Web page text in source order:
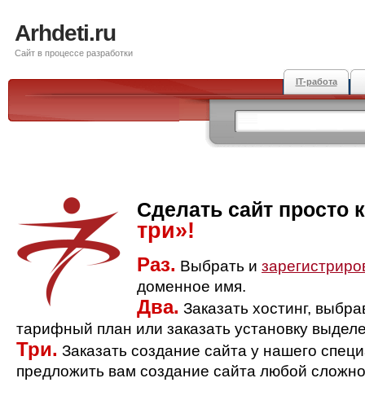
Arhdeti.ru
Сайт в процессе разработки
IT-работа
Сделать сайт просто
три»!
Раз. Выбрать и
доменное имя.
Два. Заказать хостинг,
тарифный план или заказать установку
Три. Заказать создание сайта у нашего
предложить вам создание сайта любой